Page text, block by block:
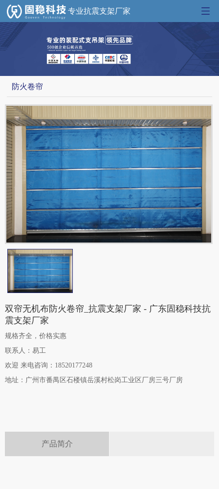
专业抗震支架厂家
防火卷帘
双帘无机布防火卷帘_抗震支架厂家 - 广东固稳科技抗
震支架厂家
规格齐全，价格实惠
联系人：易工
欢迎 来电咨询 ：18520177248
地址：广州市番禺区石楼镇岳溪村松岗工业区厂房三号厂房
产品简介